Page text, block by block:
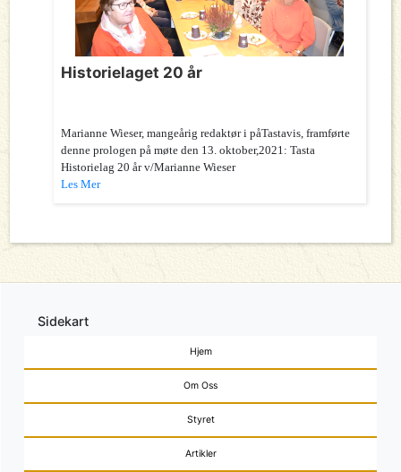
Historielaget 20 år
Marianne Wieser, mangeårig redaktør i påTastavis, framførte
denne prologen på møte den 13. oktober,2021: Tasta
Historielag 20 år v/Marianne Wieser
Les Mer
Sidekart
Hjem
Om Oss
Styret
Artikler